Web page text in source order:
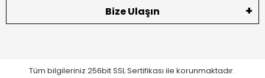
Bize Ulaşın
Tüm bilgileriniz 256bit SSL Sertifikası ile korunmaktadır.